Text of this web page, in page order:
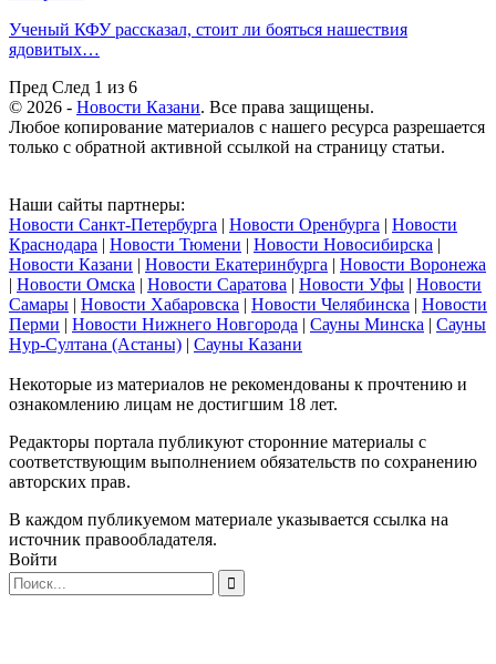
Ученый КФУ рассказал, стоит ли бояться нашествия
ядовитых…
Пред След 1 из 6
© 2026 - Новости Казани. Все права защищены.
Любое копирование материалов с нашего ресурса разрешается
только с обратной активной ссылкой на страницу статьи.
Наши сайты партнеры:
Новости Санкт-Петербурга | Новости Оренбурга | Новости
Краснодара | Новости Тюмени | Новости Новосибирска |
Новости Казани | Новости Екатеринбурга | Новости Воронежа
| Новости Омска | Новости Саратова | Новости Уфы | Новости
Самары | Новости Хабаровска | Новости Челябинска | Новости
Перми | Новости Нижнего Новгорода | Сауны Минска | Сауны
Нур-Султана (Астаны) | Сауны Казани
Некоторые из материалов не рекомендованы к прочтению и
ознакомлению лицам не достигшим 18 лет.
Редакторы портала публикуют сторонние материалы с
соответствующим выполнением обязательств по сохранению
авторских прав.
В каждом публикуемом материале указывается ссылка на
источник правообладателя.
Войти